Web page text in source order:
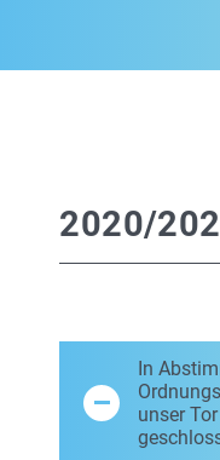
2020/
In
unser Tor zum Eisfeld im Blockland